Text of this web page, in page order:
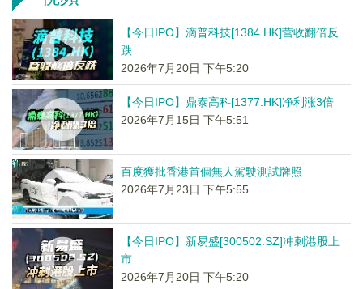
【今日IPO】滴普科技[1384.HK]营收翻倍反
跌
2026年7月20日 下午5:20
【今日IPO】鼎泰高科[1377.HK]净利涨3倍
2026年7月15日 下午5:51
百度獲批香港首個無人駕駛測試牌照
2026年7月23日 下午5:55
【今日IPO】新易盛[300502.SZ]冲刺港股上
市
2026年7月20日 下午5:20